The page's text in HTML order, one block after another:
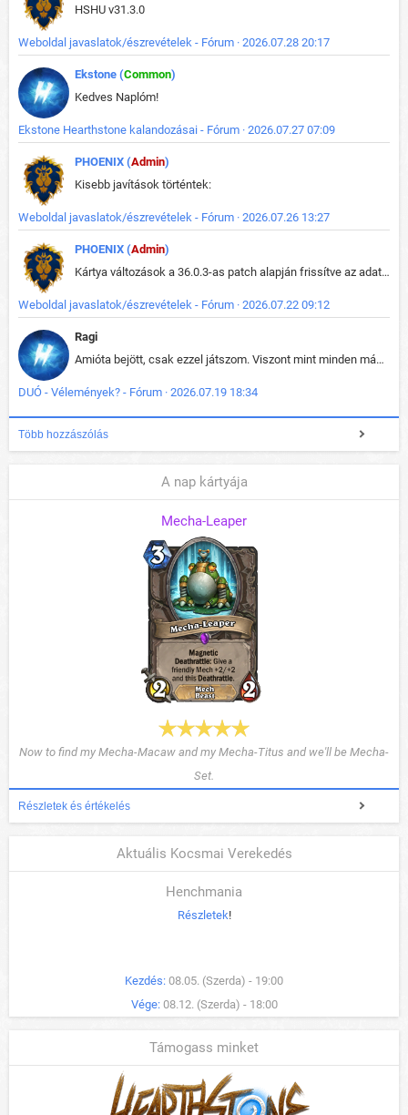
HSHU v31.3.0
Weboldal javaslatok/észrevételek - Fórum · 2026.07.28 20:17
Ekstone (Common)
Kedves Naplóm!
Ekstone Hearthstone kalandozásai - Fórum · 2026.07.27 07:09
PHOENIX (Admin)
Kisebb javítások történtek:
Weboldal javaslatok/észrevételek - Fórum · 2026.07.26 13:27
PHOENIX (Admin)
Kártya változások a 36.0.3-as patch alapján frissítve az adatbázisban (képek is cserélve).
Weboldal javaslatok/észrevételek - Fórum · 2026.07.22 09:12
Ragi
Amióta bejött, csak ezzel játszom. Viszont mint minden más - akár az alapjáték is, ez is baromira összetett lett. Néha már pár kör után is esélytelen az egész. Vagy irreállisan túltápol valaki, vagy lelép a partner, vagy csak hülye mint a segg. És amikor eljönne az én időm, na akkor jön el mindenki másé is. Engem jobban érdekelne, hogy ki milyen ratingen szokott játszani. Na ez lenne egy érdekes adat.
DUÓ - Vélemények? - Fórum · 2026.07.19 18:34
Több hozzászólás
A nap kártyája
Mecha-Leaper
Now to find my Mecha-Macaw and my Mecha-Titus and we'll be Mecha-
Set.
Részletek és értékelés
Aktuális Kocsmai Verekedés
Henchmania
Részletek!
Kezdés: 08.05. (Szerda) - 19:00
Vége: 08.12. (Szerda) - 18:00
Támogass minket